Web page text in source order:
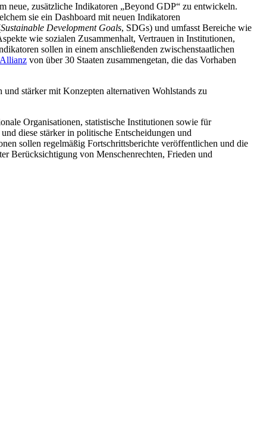
neue, zusätzliche Indikatoren „Beyond GDP“ zu entwickeln.
sie ein Dashboard mit neuen Indikatoren
Sustainable Development Goals, SDGs) und umfasst Bereiche wie
wie sozialen Zusammenhalt, Vertrauen in Institutionen,
sollen in einem anschließenden zwischenstaatlichen
von über 30 Staaten zusammengetan, die das Vorhaben
stärker mit Konzepten alternativen Wohlstands zu
Organisationen, statistische Institutionen sowie für
diese stärker in politische Entscheidungen und
sollen regelmäßig Fortschrittsberichte veröffentlichen und die
Berücksichtigung von Menschenrechten, Frieden und